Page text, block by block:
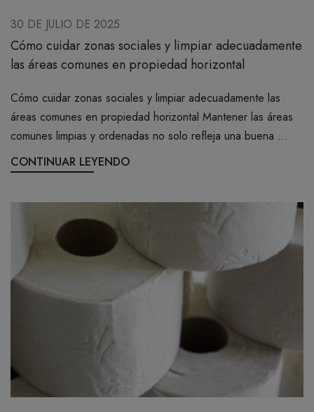
30 DE JULIO DE 2025
Cómo cuidar zonas sociales y limpiar adecuadamente
las áreas comunes en propiedad horizontal
Cómo cuidar zonas sociales y limpiar adecuadamente las
áreas comunes en propiedad horizontal Mantener las áreas
comunes limpias y ordenadas no solo refleja una buena ...
CONTINUAR LEYENDO